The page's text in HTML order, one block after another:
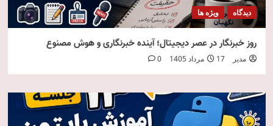
دیدگاه ویژه ها
روز خبرنگار در عصر دیجیتال؛ آینده خبرنگاری و هوش مصنوع
مدیر 17 مرداد 1405 0